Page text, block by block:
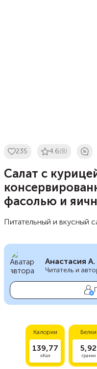
235 4.6(8)
Салат с
фасолью и
Питательный и вкусный
Анастасия А.
Читатель и
Калории
139,77
кКал
Белки
5,92
грамм